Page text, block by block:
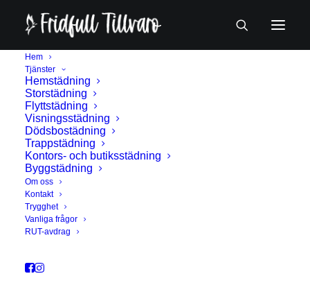
Hem
Tjänster
Hemstädning
Storstädning
Flyttstädning
Visningsstädning
Dödsbostädning
Trappstädning
Kontors- och butiksstädning
Byggstädning
Om oss
Kontakt
Trygghet
Vanliga frågor
RUT-avdrag
Classic
This is a custom category page for Classic